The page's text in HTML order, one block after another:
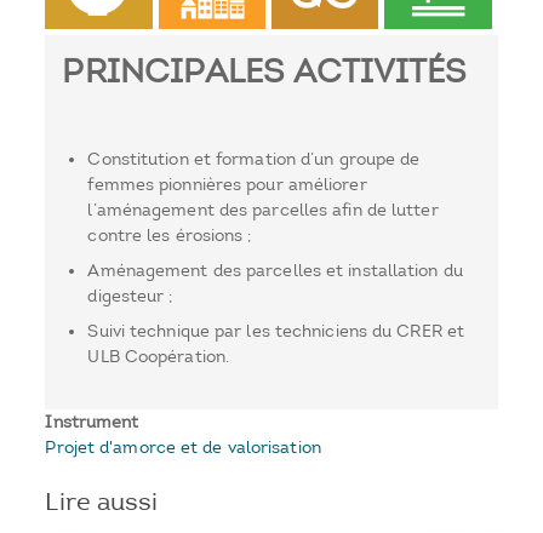
PRINCIPALES ACTIVITÉS
Constitution et formation d’un groupe de
femmes pionnières pour améliorer
l’aménagement des parcelles afin de lutter
contre les érosions ;
Aménagement des parcelles et installation du
digesteur ;
Suivi technique par les techniciens du CRER et
ULB Coopération.
Instrument
Projet d'amorce et de valorisation
Lire aussi